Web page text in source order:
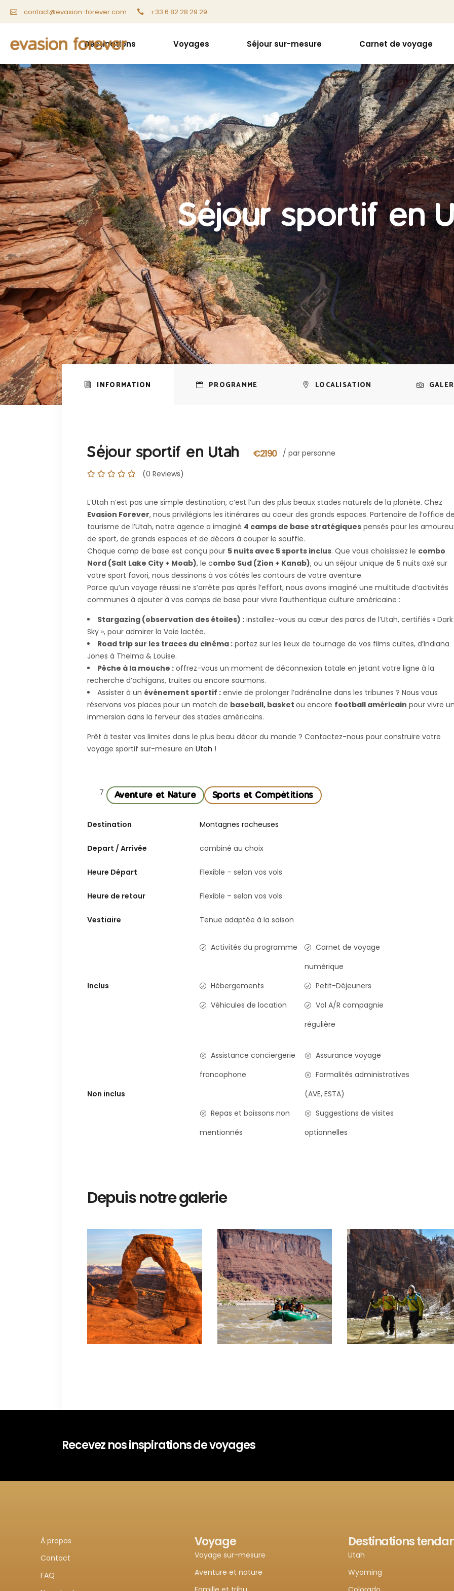
contact@evasion-forever.com +33 6 82 28 29 29
Destinations Voyages Séjour sur-mesure Carnet de voyage
Séjour sportif en
INFORMATION PROGRAMME LOCALISATION
Séjour sportif en Utah €2190 / par personne
(0 Reviews)
L’Utah n’est pas une simple destination, c’est l’un des plus beaux stades naturels de la planète. Chez
Evasion Forever, nous privilégions les itinéraires au coeur des grands espaces. Partenaire de l’office
tourisme de l’Utah, notre agence a imaginé 4 camps de base stratégiques pensés pour les
de sport, de grands espaces et de décors à couper le souffle.
Chaque camp de base est conçu pour 5 nuits avec 5 sports inclus. Que vous choisissiez le combo
Nord (Salt Lake City + Moab), le combo Sud (Zion + Kanab), ou un séjour unique de 5 nuits axé sur
votre sport favori, nous dessinons à vos côtés les contours de votre aventure.
Parce qu’un voyage réussi ne s’arrête pas après l’effort, nous avons imaginé une multitude d’activités
communes à ajouter à vos camps de base pour vivre l’authentique culture américaine :
Stargazing (observation des étoiles) : installez-vous au cœur des parcs de l’Utah, certifiés « Dark
Sky », pour admirer la Voie lactée.
Road trip sur les traces du cinéma : partez sur les lieux de tournage de vos films cultes, d’Indiana
Jones à Thelma & Louise.
Pêche à la mouche : offrez-vous un moment de déconnexion totale en jetant votre ligne à la
recherche d’achigans, truites ou encore saumons.
Assister à un événement sportif : envie de prolonger l’adrénaline dans les tribunes ? Nous vous
réservons vos places pour un match de baseball, basket ou encore football américain pour vivre
immersion dans la ferveur des stades américains.
Prêt à tester vos limites dans le plus beau décor du monde ? Contactez-nous pour construire votre
voyage sportif sur-mesure en Utah !
7 Aventure et Nature Sports et Compétitions
Destination Montagnes rocheuses
Depart / Arrivée combiné au choix
Heure Départ Flexible – selon vos vols
Heure de retour Flexible – selon vos vols
Vestiaire Tenue adaptée à la saison
Inclus
Activités du programme
Carnet de voyage
numérique
Hébergements
Petit-Déjeuners
Véhicules de location
Vol A/R compagnie
régulière
Non inclus
Assistance conciergerie
francophone
Assurance voyage
Formalités administratives
(AVE, ESTA)
Repas et boissons non
mentionnés
Suggestions de visites
optionnelles
Depuis notre galerie
Recevez nos inspirations de voyages
À propos
Contact
FAQ
Voyage
Voyage sur-mesure
Aventure et nature
Destinations
Utah
Wyoming